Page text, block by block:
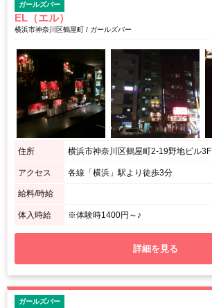
ガールズバー
EL（エル）
横浜市神奈川区鶴屋町 / ガールズバー
住所 横浜市神奈川区鶴屋町2-19野地ビル3F
アクセス 各線「横浜」駅より徒歩3分
給料/時給
体入時給 ※体験時1400円～♪
詳細を見る
ガールズバー